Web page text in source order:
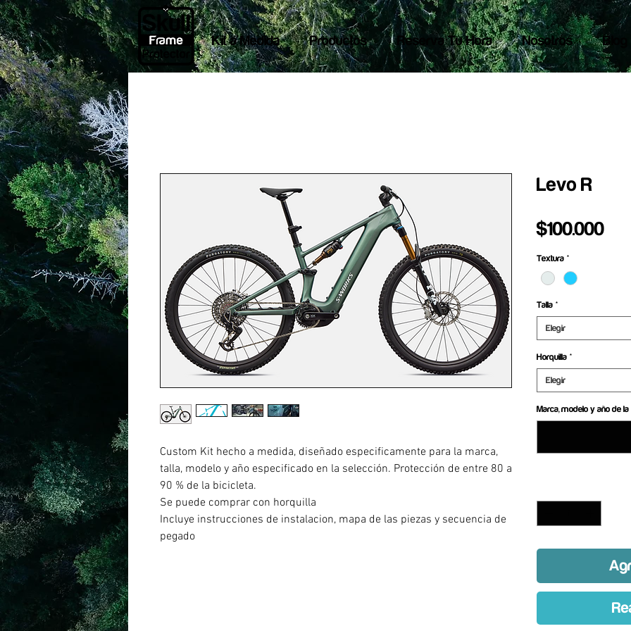
Kit a Medida Productos Reserva Tu Hora Nosotros Blog
Custom Kit hecho a medida, diseñado especificamente para la marca,
talla, modelo y año especificado en la selección. Protección de entre 80 a
90 % de la bicicleta.
Se puede comprar con horquilla
Incluye instrucciones de instalacion, mapa de las piezas y secuencia de
pegado
Levo R
$100.000
Textura *
Talla *
Elegir
Horquilla *
Elegir
Marca, modelo y año de la